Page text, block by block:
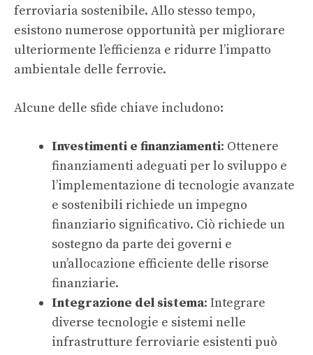
ferroviaria sostenibile. Allo stesso tempo,
esistono numerose opportunità per migliorare
ulteriormente l’efficienza e ridurre l’impatto
ambientale delle ferrovie.
Alcune delle sfide chiave includono:
Investimenti e finanziamenti: Ottenere
finanziamenti adeguati per lo sviluppo e
l’implementazione di tecnologie avanzate
e sostenibili richiede un impegno
finanziario significativo. Ciò richiede un
sostegno da parte dei governi e
un’allocazione efficiente delle risorse
finanziarie.
Integrazione del sistema: Integrare
diverse tecnologie e sistemi nelle
infrastrutture ferroviarie esistenti può